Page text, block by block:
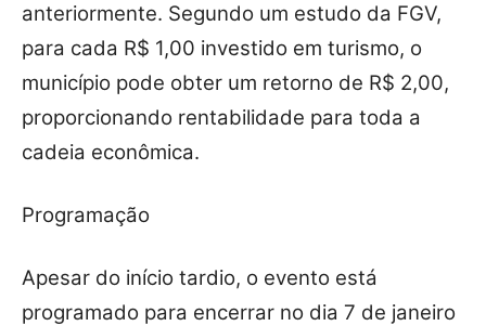
anteriormente. Segundo um estudo da FGV,
para cada R$ 1,00 investido em turismo, o
município pode obter um retorno de R$ 2,00,
proporcionando rentabilidade para toda a
cadeia econômica.
Programação
Apesar do início tardio, o evento está
programado para encerrar no dia 7 de janeiro